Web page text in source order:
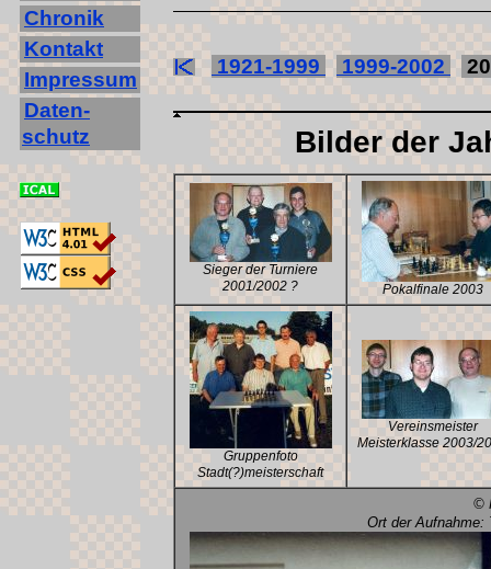
Chronik
Kontakt
Impressum
Daten-
schutz
1921-1999 1999-2002
Bilder der
Sieger der Turniere
2001/2002 ?
Pokalfinale 2003
Gruppenfoto
Stadt(?)meisterschaft
Vereinsmeister
Meisterklasse 2003/
©
Ort der Aufnahme: